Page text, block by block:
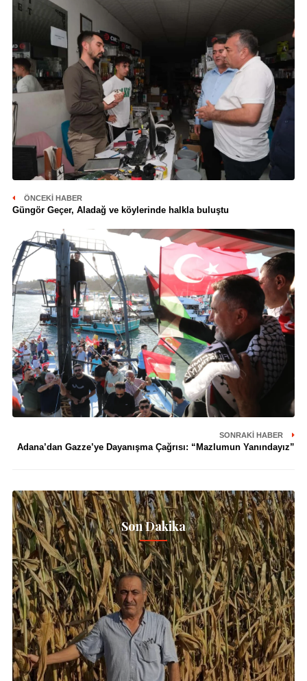
ÖNCEKI HABER
Güngör Geçer, Aladağ ve köylerinde halkla buluştu
SONRAKI HABER
Adana’dan Gazze’ye Dayanışma Çağrısı: “Mazlumun Yanındayız”
Son Dakika